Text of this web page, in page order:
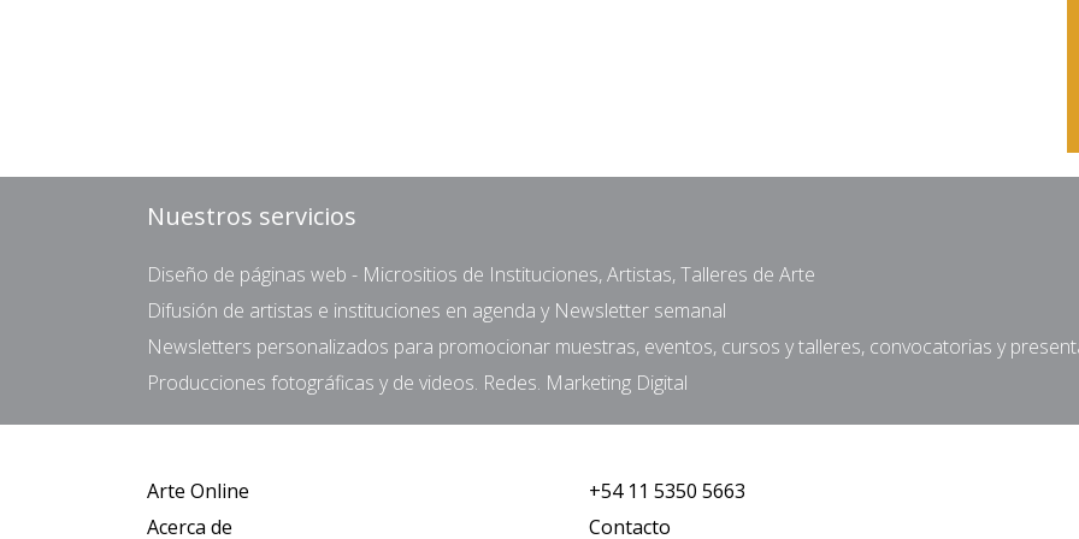
Nuestros servicios
Diseño de páginas web - Micrositios de Instituciones, Artistas, Talleres de Arte
Difusión de artistas e instituciones en agenda y Newsletter semanal
Newsletters personalizados para promocionar muestras, eventos, cursos y talleres, convocatorias y
Producciones fotográficas y de videos. Redes. Marketing Digital
Arte Online
Acerca de
+54 11 5350 5663
Contacto